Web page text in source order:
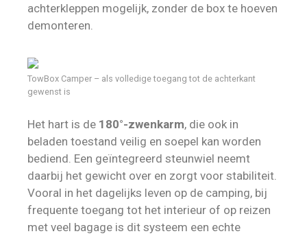
achterkleppen mogelijk, zonder de box te hoeven
demonteren.
TowBox Camper – als volledige toegang tot de achterkant
gewenst is
Het hart is de 180°-zwenkarm, die ook in
beladen toestand veilig en soepel kan worden
bediend. Een geïntegreerd steunwiel neemt
daarbij het gewicht over en zorgt voor stabiliteit.
Vooral in het dagelijks leven op de camping, bij
frequente toegang tot het interieur of op reizen
met veel bagage is dit systeem een echte